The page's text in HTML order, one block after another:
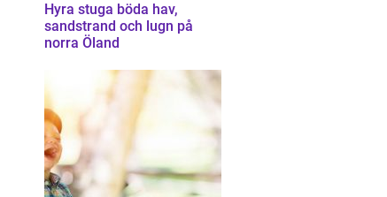
Hyra stuga böda hav,
sandstrand och lugn på
norra Öland